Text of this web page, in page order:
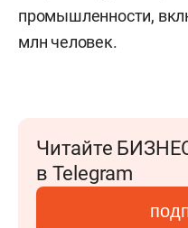
промышленности,
млн человек.
Читайте
в Telegram